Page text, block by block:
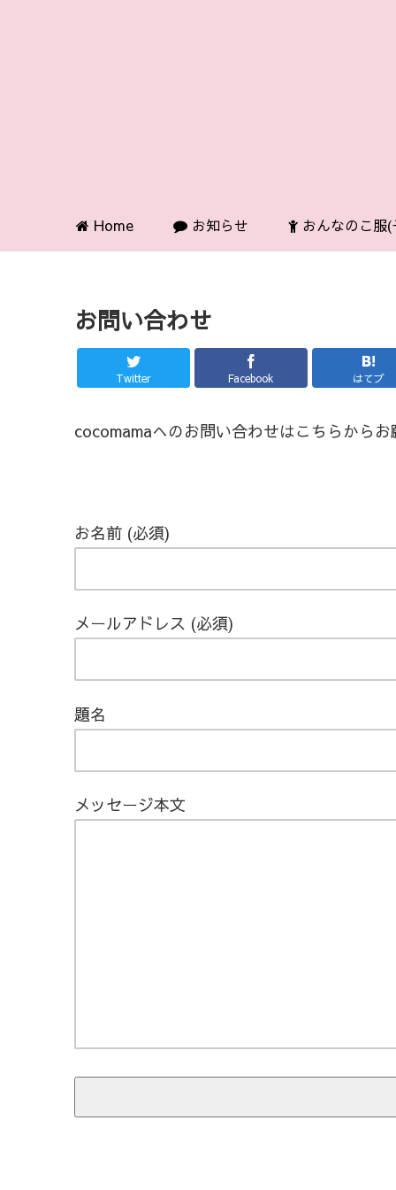
Home お知らせ おんなのこ服(
お問い合わせ
Twitter Facebook はてブ
cocomamaへのお問い合わせはこちらから
お名前 (必須)
メールアドレス (必須)
題名
メッセージ本文